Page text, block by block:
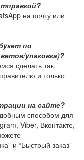
на почту или
по
упаковка)?
сделать так,
и только
на сайте?
способом для
Viber, Вконтакте,
и “Быстрый заказ”